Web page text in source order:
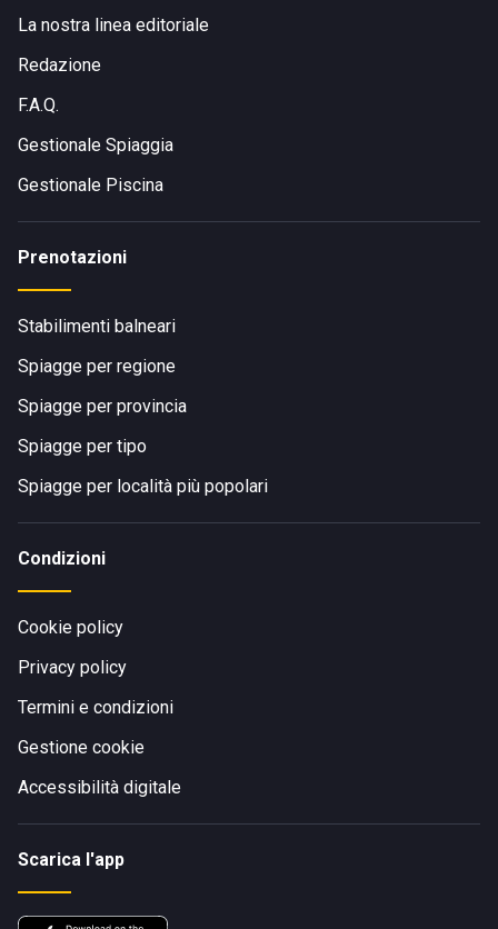
La nostra linea editoriale
Redazione
F.A.Q.
Gestionale Spiaggia
Gestionale Piscina
Prenotazioni
Stabilimenti balneari
Spiagge per regione
Spiagge per provincia
Spiagge per tipo
Spiagge per località più popolari
Condizioni
Cookie policy
Privacy policy
Termini e condizioni
Gestione cookie
Accessibilità digitale
Scarica l'app